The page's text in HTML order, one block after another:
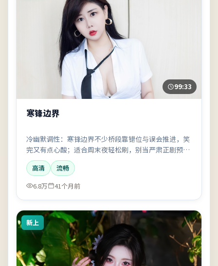
99:33
寒锋边界
冷幽默调性：寒锋边界不少桥段靠错位与误会推进，笑
完又有点心酸；适合周末夜轻松刷，别当严肃正剧预
期。
高清
流畅
6.8万
41个月前
新上